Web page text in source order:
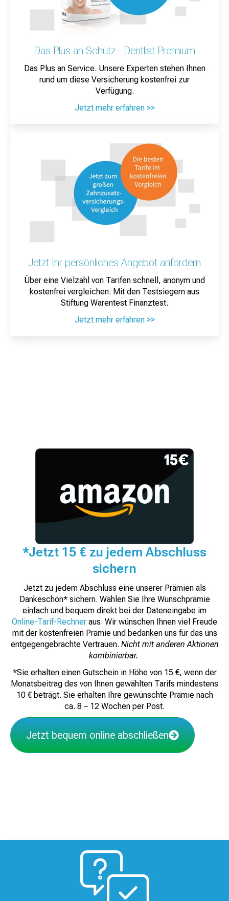
Das Plus an Schutz - Dentlist Premium
Das Plus an Service. Unsere Experten stehen Ihnen
rund um diese Versicherung kostenfrei zur
Verfügung.
Jetzt mehr erfahren >>
Jetzt Ihr persönliches Angebot anfordern
Über eine Vielzahl von Tarifen schnell, anonym und
kostenfrei vergleichen. Mit den Testsiegern aus
Stiftung Warentest Finanztest.
Jetzt mehr erfahren >>
*Jetzt 15 € zu jedem Abschluss
sichern
Jetzt zu jedem Abschluss eine unserer Prämien als
Dankeschön* sichern. Wählen Sie Ihre Wunschprämie
einfach und bequem direkt bei der Dateneingabe im
Online-Tarif-Rechner aus. Wir wünschen Ihnen viel Freude
mit der kostenfreien Prämie und bedanken uns für das uns
entgegengebrachte Vertrauen. Nicht mit anderen Aktionen
kombinierbar.
*Sie erhalten einen Gutschein in Höhe von 15 €, wenn der
Monatsbeitrag des von Ihnen gewählten Tarifs mindestens
10 € beträgt. Sie erhalten Ihre gewünschte Prämie nach
ca. 8 – 12 Wochen per Post.
Jetzt bequem online abschließen